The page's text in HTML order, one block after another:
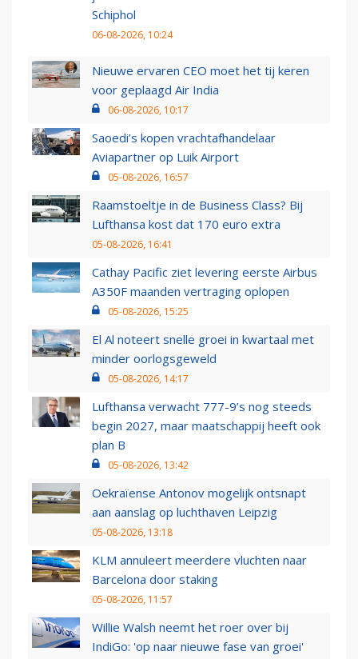
Schiphol
06-08-2026, 10:24
Nieuwe ervaren CEO moet het tij keren
voor geplaagd Air India
06-08-2026, 10:17
Saoedi’s kopen vrachtafhandelaar
Aviapartner op Luik Airport
05-08-2026, 16:57
Raamstoeltje in de Business Class? Bij
Lufthansa kost dat 170 euro extra
05-08-2026, 16:41
Cathay Pacific ziet levering eerste Airbus
A350F maanden vertraging oplopen
05-08-2026, 15:25
El Al noteert snelle groei in kwartaal met
minder oorlogsgeweld
05-08-2026, 14:17
Lufthansa verwacht 777-9’s nog steeds
begin 2027, maar maatschappij heeft ook
plan B
05-08-2026, 13:42
Oekraïense Antonov mogelijk ontsnapt
aan aanslag op luchthaven Leipzig
05-08-2026, 13:18
KLM annuleert meerdere vluchten naar
Barcelona door staking
05-08-2026, 11:57
Willie Walsh neemt het roer over bij
IndiGo: 'op naar nieuwe fase van groei'